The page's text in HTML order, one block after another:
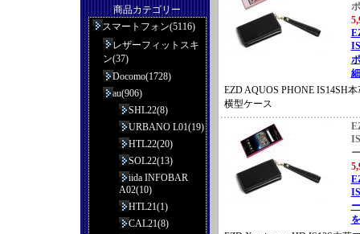
EZD AQUOS PHONE IS14SH
横型ケース
商品カテゴリー
スマートフォン(5116)
レザーフィットスキ
ン(37)
Docomo(1728)
au(906)
SHL22(8)
URBANO L01(19)
HTL22(20)
SOL22(13)
iida INFOBAR
A02(10)
HTL21(1)
CAL21(8)